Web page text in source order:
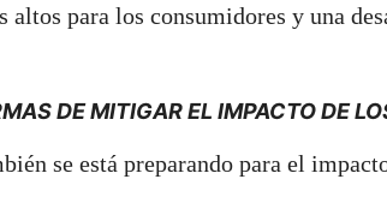
altos para los consumidores y una
DE MITIGAR EL IMPACTO DE
se está preparando para el